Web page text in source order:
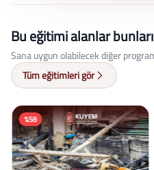
Bu eğitimi alanlar
Sana uygun olabilecek diğer
Tüm eğitimleri gör
%58